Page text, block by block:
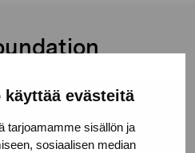
evästeitä
tarjoamamme sisällön ja
sosiaalisen median